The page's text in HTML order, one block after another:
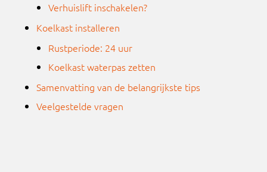
Verhuislift inschakelen?
Koelkast installeren
Rustperiode: 24 uur
Koelkast waterpas zetten
Samenvatting van de belangrijkste tips
Veelgestelde vragen